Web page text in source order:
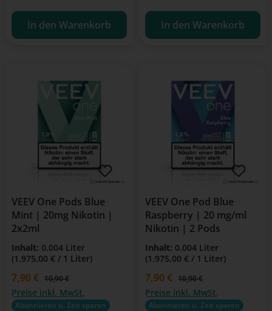
In den Warenkorb In den Warenkorb
VEEV One Pods Blue
Mint | 20mg Nikotin |
2x2ml
Inhalt: 0.004 Liter
(1.975,00 € / 1 Liter)
Verkaufspreis:
7,90 € Regulärer Preis:
10,90 €
Preise inkl. MwSt.
Abonnieren u. Zeit sparen
VEEV One Pod Blue
Raspberry | 20 mg/ml
Nikotin | 2 Pods
Inhalt: 0.004 Liter
(1.975,00 € / 1 Liter)
Verkaufspreis:
7,90 € Regulärer Preis:
10,90 €
Preise inkl. MwSt.
Abonnieren u. Zeit sparen